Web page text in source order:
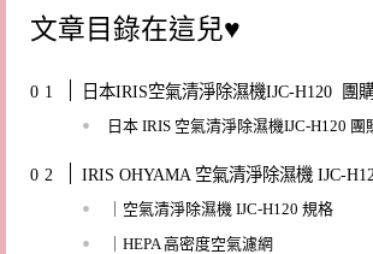
文章目錄在這兒♥
日本IRIS空氣清淨除濕機IJC-H120 團
日本 IRIS 空氣清淨除濕機IJC-H120 團
IRIS OHYAMA 空氣清淨除濕機 IJC-
｜空氣清淨除濕機 IJC-H120 規格
｜HEPA 高密度空氣濾網